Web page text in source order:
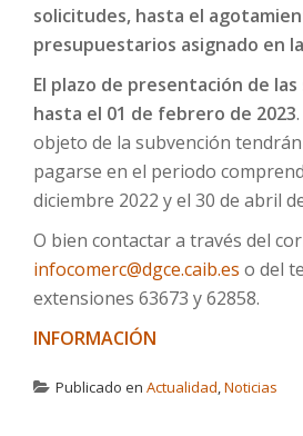
solicitudes, hasta el
presupuestarios asignado en
El plazo de presentación de
hasta el 01 de febrero de 2023
objeto de la subvención
pagarse en el periodo
diciembre 2022 y el 30 de abril
O bien contactar a través del
infocomerc@dgce.caib.es o del
extensiones 63673 y 62858.
INFORMACIÓN
Publicado en Actualidad,Noticias